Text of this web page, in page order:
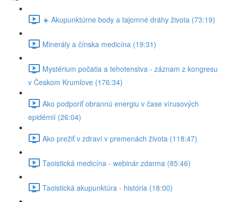
☀️ Akupunktúrne body a tajomné dráhy života (73:19)
Minerály a čínska medicína (19:31)
Mystérium počatia a tehotenstva - záznam z kongresu
v Českom Krumlove (176:34)
Ako podporiť obrannú energiu v čase vírusových
epidémií (26:04)
Ako prežiť v zdraví v premenách života (118:47)
Taoistická medicína - webinár zdarma (85:46)
Taoistická akupunktúra - história (18:00)